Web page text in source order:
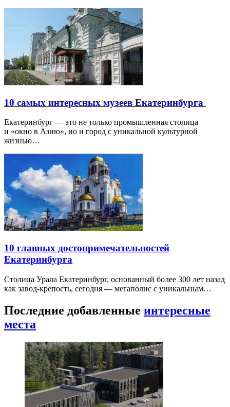
10 самых интересных музеев Екатеринбурга
Екатеринбург — это не только промышленная столица
и «окно в Азию», но и город с уникальной культурной
жизнью…
10 главных достопримечательностей
Екатеринбурга
Столица Урала Екатеринбург, основанный более 300 лет назад
как завод-крепость, сегодня — мегаполис с уникальным…
Последние добавленные интересные
места